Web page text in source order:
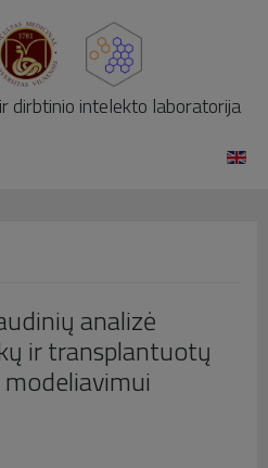
dirbtinio intelekto laboratorija
analizė
ir transplantuotų